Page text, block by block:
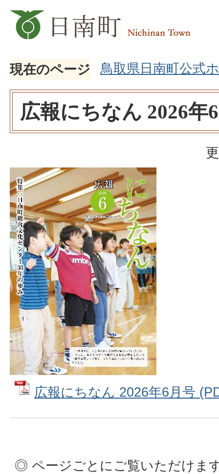
現在のページ 鳥取県日南町公式
広報にちなん 2026年
広報にちなん 2026年6月号
◎ ページごとにご覧いただけま